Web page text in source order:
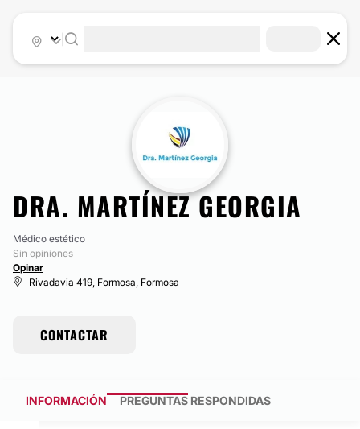
DRA. MARTÍNEZ GEORGIA
Médico estético
Sin opiniones
Opinar
Rivadavia 419, Formosa, Formosa
CONTACTAR
INFORMACIÓN PREGUNTAS RESPONDIDAS